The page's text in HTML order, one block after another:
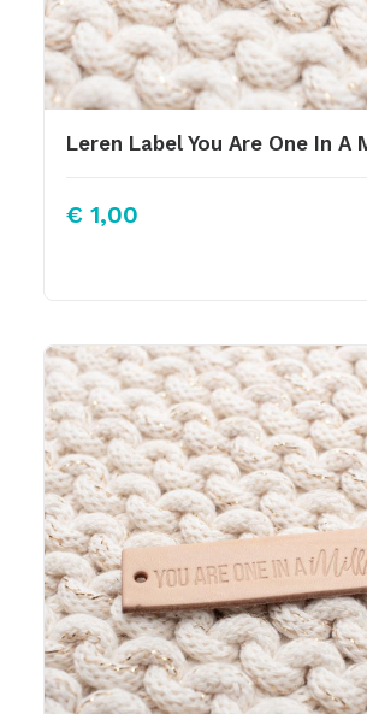
Leren Label You Are One In A
€ 1,00